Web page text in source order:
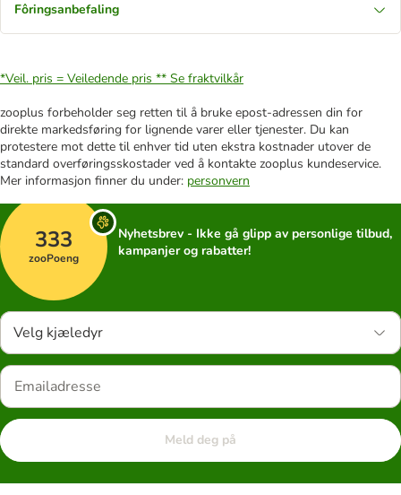
Fôringsanbefaling
*Veil. pris = Veiledende pris ** Se fraktvilkår
zooplus forbeholder seg retten til å bruke epost-adressen din for
direkte markedsføring for lignende varer eller tjenester. Du kan
protestere mot dette til enhver tid uten ekstra kostnader utover de
standard overføringsskostader ved å kontakte zooplus kundeservice.
Mer informasjon finner du under: personvern
333
zooPoeng
Nyhetsbrev - Ikke gå glipp av personlige tilbud,
kampanjer og rabatter!
Velg kjæledyr
Meld deg på